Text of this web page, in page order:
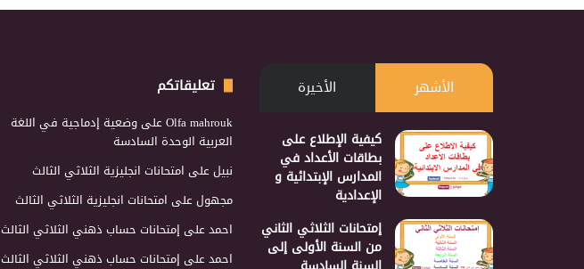
الأشهر الأخيرة
كيفية الإطلاع على
بطاقات الأعداد في
المدارس الإبتدائية و
الإعدادية
إمتحانات الثلاثي الثاني
من السنة الأولى إلى
تعليقاتكم
Olfa mahroukعلىوضعية إدماجية في اللغة
العربية الوحدة السادسة
نبيلعلى امتحانات انجليزية الثلاثي الثالث
مجهولعلى امتحانات انجليزية الثلاثي الثالث
احمدعلى إمتحانات حساب ذهني الثلاثي الثالث
احمدعلى إمتحانات حساب ذهني الثلاثي الثالث